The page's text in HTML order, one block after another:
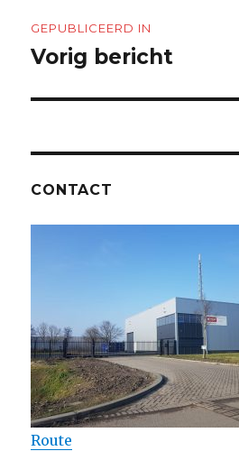
navigatie
GEPUBLICEERD IN
Vorig bericht
CONTACT
Route